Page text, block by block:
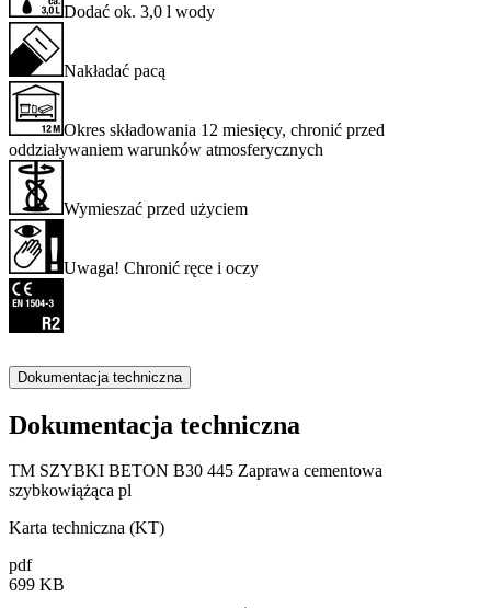
Dodać ok. 3,0 l wody
Nakładać pacą
Okres składowania 12 miesięcy, chronić przed
oddziaływaniem warunków atmosferycznych
Wymieszać przed użyciem
Uwaga! Chronić ręce i oczy
Dokumentacja techniczna
Dokumentacja techniczna
TM SZYBKI BETON B30 445 Zaprawa cementowa
szybkowiążąca pl
Karta techniczna (KT)
pdf
699 KB